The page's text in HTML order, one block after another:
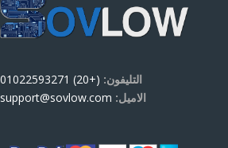
التليفون: (+20) 01022593271
الاميل: support@sovlow.com